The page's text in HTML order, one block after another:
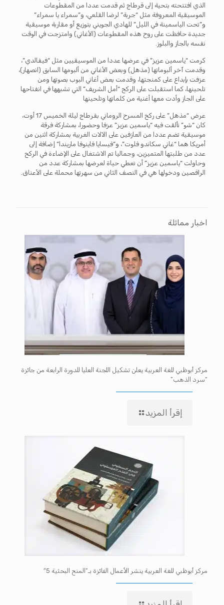
الذي افتتحته بتحية إلى قرطاج ثم قدمت عددا من المقطوعات
الموسيقية المعروفة مثل “جربة” لرضا القلعي، و”سمراء يا سمراء”
و”تحت الياسمينة في الليل” للهادي الجويني بتوزيع أو مقاربة موسيقية
جديدة حافظت على روح هذه المقطوعات (الأغاني) وامتزجت في الوقت
نفسه بالجاز والبلوز.
كرمت “ياسمين عزيز” في عرضها عددا من الموسيقيين مثل “فيفالدي”،
وقدمت آخر ألبوماتها (مذهل) وبعض الأغاني من ألبومها السابق (انصهار)،
عزفت بإبداع على كمنجتها، وقدمت بعض أغاني البوب بصوتها ومن
تلحينها، كما استقبلت على الركح “أمل الشريف” التي تشبهها في انفتاحها
على الجاز وأدت معها أغنية من كلماتها وتلحينها
عرض “مذهل” على ركح المسرح الروماني بقرطاج ليلة الخميس 17 أوت،
كان “شو” تألقت فيه “ياسمين عزيز” عزفا وحضورا، بمشاركة فرقة
موسيقية تضم عددا من العازفين على الآلات الغربية بمشاركة اثنين من
أمريكا هما “غاني سكاندو فلوت”، و”فيسايا فاينوفا ماريندا” إضافة إلى
عدد من طلبتها المتميزين، وجماليا تم الاشتغال على الإضاءة في الركح
وحاولت “ياسمين عزيز” أن تعطي حياة لعرضها بمشاركة عدد من
الراقصين ودخولها هي في النصف الثاني من سهرتها محملة على الأعناق.
اخبار مماثلة
مركز أبوظبي للغة العربية يعلن تشكيل اللجنة العليا للدورة الرابعة من جائزة
“سرد الذهب”
إقرأ المزيد
مركز أبوظبي للغة العربية ينشر الأعمال الفائزة بـ”المنح البحثية 5″